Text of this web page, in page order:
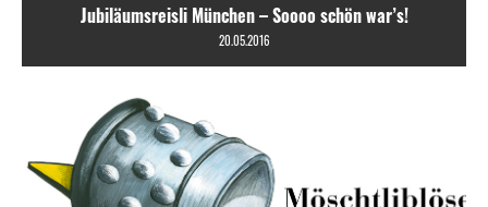
Jubiläumsreisli München – Soooo schön war’s!
20.05.2016